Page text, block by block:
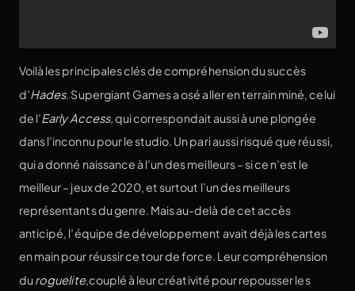
Voilà les principales clés de compréhension du succès
d’Hades. Supergiant Games a osé aller en terrain miné, celui
de l’Early Access,qui correspondait aussi à une plongée
dans l’inconnu pour le studio. Un pari aussi risqué que réussi,
qui a donné naissance à l’un des meilleurs – si ce n’est le
meilleur – jeux de 2020, et surtout l’un des meilleurs
représentants du genre. Mais au-delà de cet accès
anticipé, l’équipe de développement avait déjà les cartes
en main pour réussir ce tour de force. Leur compréhension
du roguelite,couplé à leur créativité pour repousser les